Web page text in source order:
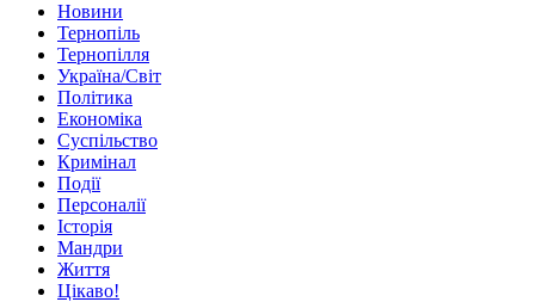
Новини
Тернопіль
Тернопілля
Україна/Світ
Політика
Економіка
Суспільство
Кримінал
Події
Персоналії
Історія
Мандри
Життя
Цікаво!